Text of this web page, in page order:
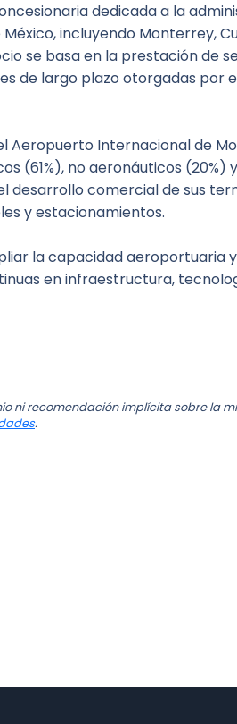
dedicada a la
incluyendo Monterrey,
se basa en la prestación de
de largo plazo otorgadas por
Aeropuerto Internacional de
(61%), no aeronáuticos (20%) y
desarrollo comercial de sus
y estacionamientos.
la capacidad aeroportuaria y
en infraestructura,
ni recomendación implícita sobre la
.